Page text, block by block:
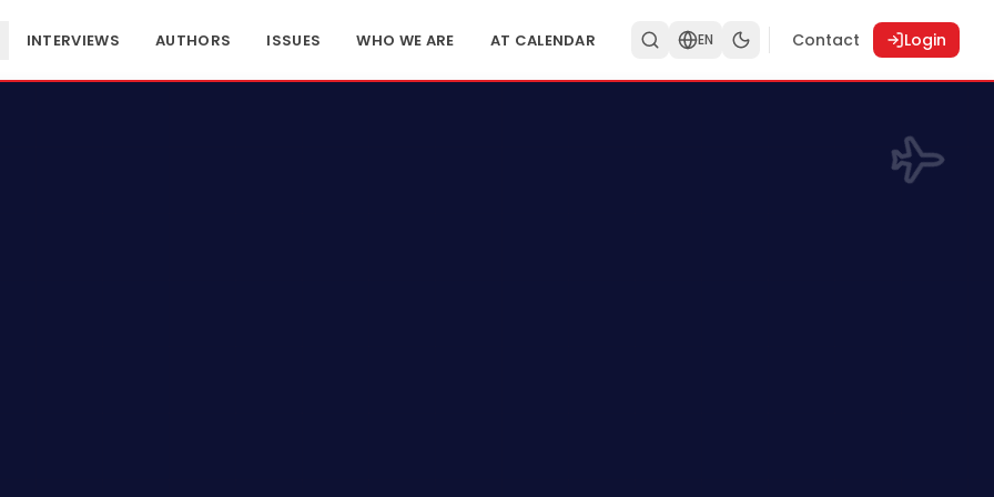
INTERVIEWS AUTHORS ISSUES WHO WE ARE AT CALENDAR EN Contact Login